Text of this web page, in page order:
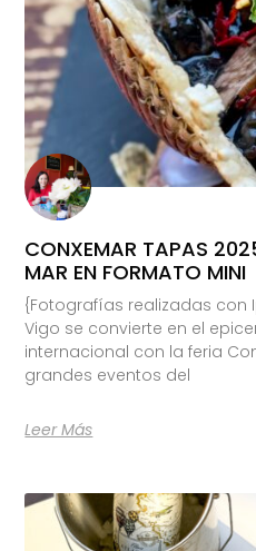
CONXEMAR TAPAS
MAR EN FORMATO MINI
{Fotografías realizadas con
Vigo se convierte en el
internacional con la feria
grandes eventos del
Leer Más